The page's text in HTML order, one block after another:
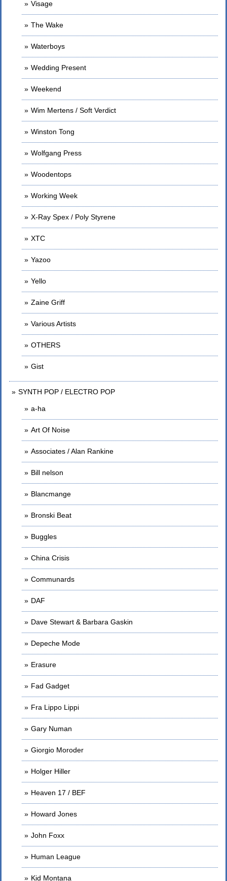
Visage
The Wake
Waterboys
Wedding Present
Weekend
Wim Mertens / Soft Verdict
Winston Tong
Wolfgang Press
Woodentops
Working Week
X-Ray Spex / Poly Styrene
XTC
Yazoo
Yello
Zaine Griff
Various Artists
OTHERS
Gist
SYNTH POP / ELECTRO POP
a-ha
Art Of Noise
Associates / Alan Rankine
Bill nelson
Blancmange
Bronski Beat
Buggles
China Crisis
Communards
DAF
Dave Stewart & Barbara Gaskin
Depeche Mode
Erasure
Fad Gadget
Fra Lippo Lippi
Gary Numan
Giorgio Moroder
Holger Hiller
Heaven 17 / BEF
Howard Jones
John Foxx
Human League
Kid Montana